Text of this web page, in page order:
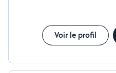
Voir le profil